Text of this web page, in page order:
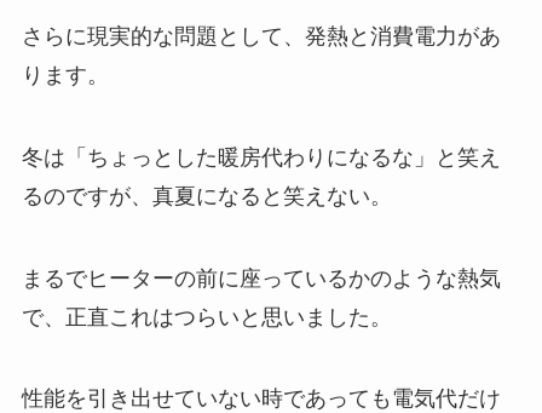
さらに現実的な問題として、発熱と消費電力があ
ります。
冬は「ちょっとした暖房代わりになるな」と笑え
るのですが、真夏になると笑えない。
まるでヒーターの前に座っているかのような熱気
で、正直これはつらいと思いました。
性能を引き出せていない時であっても電気代だけ